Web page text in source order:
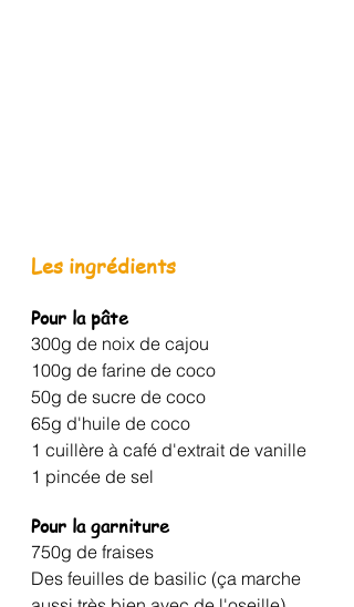
Les ingrédients
Pour la pâte
300g de noix de cajou
100g de farine de coco
50g de sucre de coco
65g d'huile de coco
1 cuillère à café d'extrait de vanille
1 pincée de sel
Pour la garniture
750g de fraises
Des feuilles de basilic (ça marche